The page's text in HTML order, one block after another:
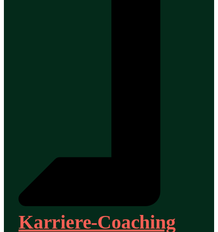
Karriere-Coaching